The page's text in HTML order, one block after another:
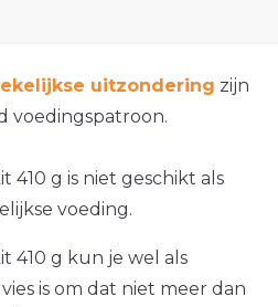
uitzondering zijn
voedingspatroon.
410 g is niet geschikt als
voeding.
410 g kun je wel als
is om dat niet meer dan